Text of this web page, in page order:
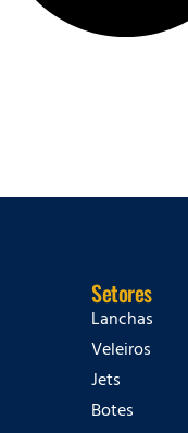
Setores
Lanchas
Veleiros
Jets
Botes